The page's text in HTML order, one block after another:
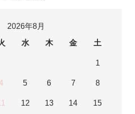
2026年8月
水 木 金 土
1
5 6 7 8
12 13 14 15